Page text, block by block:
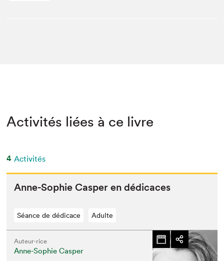
Activités liées à ce livre
4 Activités
Anne-Sophie Casper en dédicaces
Séance de dédicace Adulte
Auteur·rice
Anne-Sophie Casper